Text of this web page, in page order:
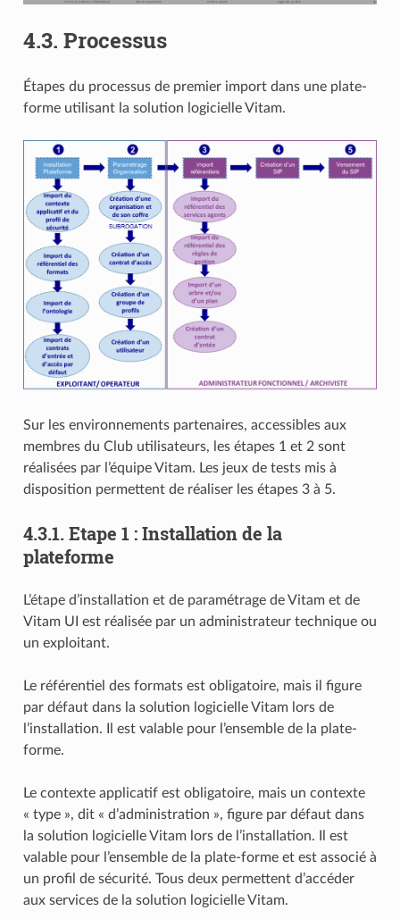
4.3. Processus
Étapes du processus de premier import dans une plate-
forme utilisant la solution logicielle Vitam.
Sur les environnements partenaires, accessibles aux
membres du Club utilisateurs, les étapes 1 et 2 sont
réalisées par l’équipe Vitam. Les jeux de tests mis à
disposition permettent de réaliser les étapes 3 à 5.
4.3.1. Etape 1 : Installation de la
plateforme
L’étape d’installation et de paramétrage de Vitam et de
Vitam UI est réalisée par un administrateur technique ou
un exploitant.
Le référentiel des formats est obligatoire, mais il figure
par défaut dans la solution logicielle Vitam lors de
l’installation. Il est valable pour l’ensemble de la plate-
forme.
Le contexte applicatif est obligatoire, mais un contexte
« type », dit « d’administration », figure par défaut dans
la solution logicielle Vitam lors de l’installation. Il est
valable pour l’ensemble de la plate-forme et est associé à
un profil de sécurité. Tous deux permettent d’accéder
aux services de la solution logicielle Vitam.